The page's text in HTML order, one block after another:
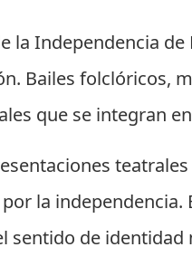
la Independencia
Bailes folclóricos,
que se integran
la
de